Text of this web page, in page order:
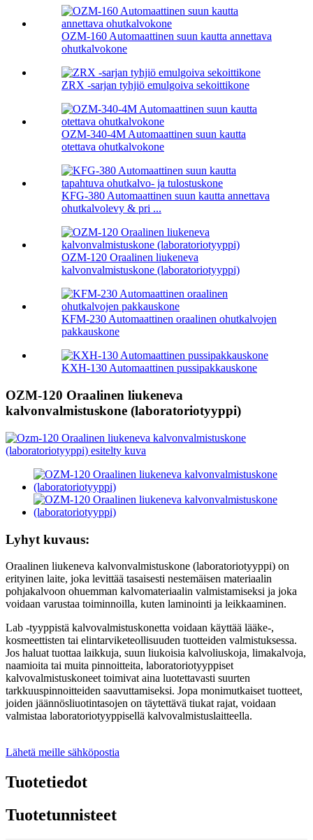
OZM-160 Automaattinen suun kautta annettava
ohutkalvokone
ZRX -sarjan tyhjiö emulgoiva sekoittikone
OZM-340-4M Automaattinen suun kautta
otettava ohutkalvokone
KFG-380 Automaattinen suun kautta annettava
ohutkalvolevy & pri ...
OZM-120 Oraalinen liukeneva
kalvonvalmistuskone (laboratoriotyyppi)
KFM-230 Automaattinen oraalinen ohutkalvojen
pakkauskone
KXH-130 Automaattinen pussipakkauskone
OZM-120 Oraalinen liukeneva
kalvonvalmistuskone (laboratoriotyyppi)
Lyhyt kuvaus:
Oraalinen liukeneva kalvonvalmistuskone (laboratoriotyyppi) on
erityinen laite, joka levittää tasaisesti nestemäisen materiaalin
pohjakalvoon ohuemman kalvomateriaalin valmistamiseksi ja joka
voidaan varustaa toiminnoilla, kuten laminointi ja leikkaaminen.
Lab -tyyppistä kalvovalmistuskonetta voidaan käyttää lääke-,
kosmeettisten tai elintarviketeollisuuden tuotteiden valmistuksessa.
Jos haluat tuottaa laikkuja, suun liukoisia kalvoliuskoja, limakalvoja,
naamioita tai muita pinnoitteita, laboratoriotyyppiset
kalvovalmistuskoneet toimivat aina luotettavasti suurten
tarkkuuspinnoitteiden saavuttamiseksi. Jopa monimutkaiset tuotteet,
joiden jäännösliuotintasojen on täytettävä tiukat rajat, voidaan
valmistaa laboratoriotyyppisellä kalvovalmistuslaitteella.
Lähetä meille sähköpostia
Tuotetiedot
Tuotetunnisteet